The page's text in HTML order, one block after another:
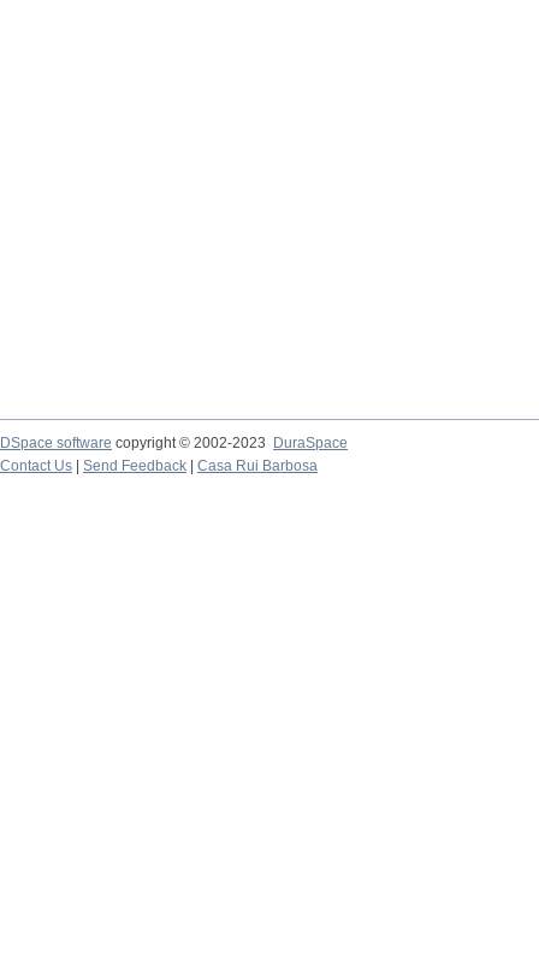
DSpace software copyright © 2002-2023
DuraSpace
Contact Us
Send Feedback Casa Rui Barbosa